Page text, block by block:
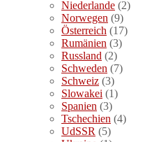
Niederlande (2)
Norwegen (9)
Österreich (17)
Rumänien (3)
Russland (2)
Schweden (7)
Schweiz (3)
Slowakei (1)
Spanien (3)
Tschechien (4)
UdSSR (5)